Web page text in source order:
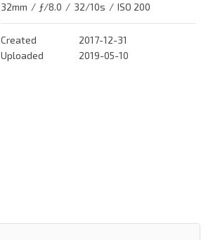
32mm / ƒ/8.0 / 32/10s / ISO 200
Created
2017-12-31
Uploaded
2019-05-10